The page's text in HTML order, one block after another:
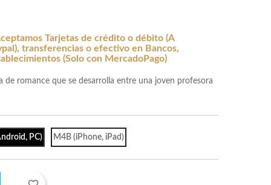
Tarjetas de crédito o débito (A
transferencias o efectivo en Bancos,
(Solo con MercadoPago)
de romance que se desarrolla entre una joven profesora
PC) M4B (iPhone, iPad)